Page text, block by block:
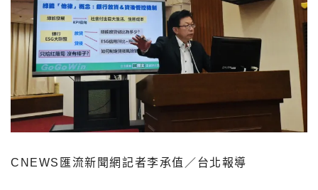
CNEWS匯流新聞網記者李承值／台北報導